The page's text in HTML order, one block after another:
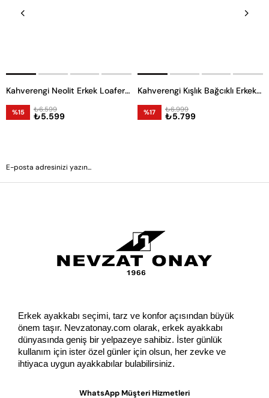
Kahverengi Neolit Erkek Loafer Ayakkabı
%15 ₺5.599
₺6.599
Kahverengi Kışlık Bağcıklı Erkek Ayakkabı -12006-
%17 ₺5.799
₺6.999
Erkek ayakkabı seçimi, tarz ve konfor açısından büyük
önem taşır. Nevzatonay.com olarak, erkek ayakkabı
dünyasında geniş bir yelpazeye sahibiz. İster günlük
kullanım için ister özel günler için olsun, her zevke ve
ihtiyaca uygun ayakkabılar bulabilirsiniz.
WhatsApp Müşteri Hizmetleri